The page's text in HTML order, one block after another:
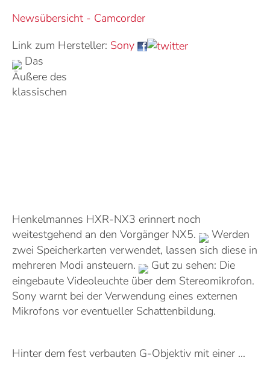
Newsübersicht - Camcorder
Link zum Hersteller: Sony
Das
Äußere des
klassischen
Henkelmannes HXR-NX3 erinnert noch
weitestgehend an den Vorgänger NX5.
Werden
zwei Speicherkarten verwendet, lassen sich diese in
mehreren Modi ansteuern.
Gut zu sehen: Die
eingebaute Videoleuchte über dem Stereomikrofon.
Sony warnt bei der Verwendung eines externen
Mikrofons vor eventueller Schattenbildung.
Hinter dem fest verbauten G-Objektiv mit einer ...